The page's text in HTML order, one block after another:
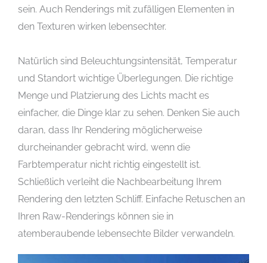
sein. Auch Renderings mit zufälligen Elementen in
den Texturen wirken lebensechter.
Natürlich sind Beleuchtungsintensität, Temperatur
und Standort wichtige Überlegungen. Die richtige
Menge und Platzierung des Lichts macht es
einfacher, die Dinge klar zu sehen. Denken Sie auch
daran, dass Ihr Rendering möglicherweise
durcheinander gebracht wird, wenn die
Farbtemperatur nicht richtig eingestellt ist.
Schließlich verleiht die Nachbearbeitung Ihrem
Rendering den letzten Schliff. Einfache Retuschen an
Ihren Raw-Renderings können sie in
atemberaubende lebensechte Bilder verwandeln.